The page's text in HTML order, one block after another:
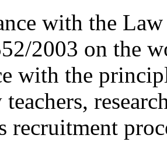
with the
2003 on the
with the
recruitment